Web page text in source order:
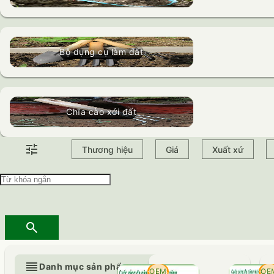
Bộ dụng cụ làm đất
Chĩa cào xới đất
tune Thương hiệu Giá Xuất xứ
search
reorder Danh mục sản phẩm - 19%
OEM -